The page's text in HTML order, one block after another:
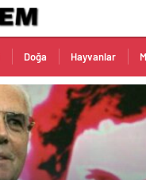
Doğa Hayvanlar